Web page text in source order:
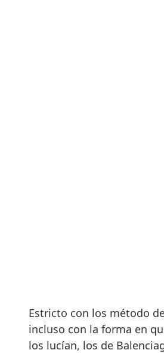
Estricto con los método
incluso con la forma en
los lucían, los de